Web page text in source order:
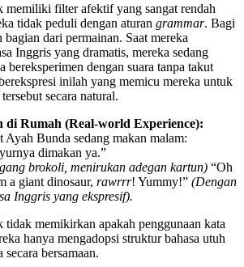
memiliki filter afektif yang sangat rendah
tidak peduli dengan aturan grammar. Bagi
bagian dari permainan. Saat mereka
Inggris yang dramatis, mereka sedang
bereksperimen dengan suara tanpa takut
inilah yang memicu mereka untuk
secara natural.
di Rumah (Real-world Experience):
Ayah Bunda sedang makan malam:
dimakan ya.”
brokoli, menirukan adegan kartun) “Oh
a giant dinosaur, rawrrr! Yummy!” (Dengan
Inggris yang ekspresif).
tidak memikirkan apakah penggunaan kata
hanya mengadopsi struktur bahasa utuh
bersamaan.